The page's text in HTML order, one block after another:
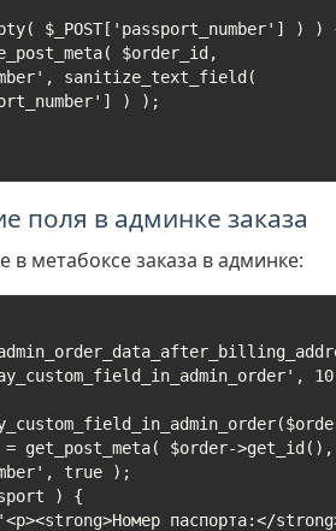
sanitize_text_field(
) );
поля в админке заказа
метабоксе заказа в админке:
true );